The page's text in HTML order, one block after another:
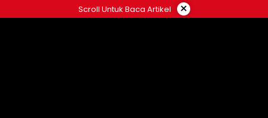
ke
Scroll Untuk Baca Artikel ×